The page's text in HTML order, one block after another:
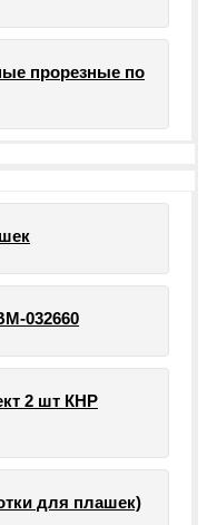
прорезные по
032660
2 шт КНР
для плашек)